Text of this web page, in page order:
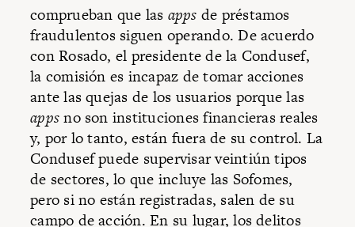
comprueban que las apps de préstamos
fraudulentos siguen operando. De acuerdo
con Rosado, el presidente de la Condusef,
la comisión es incapaz de tomar acciones
ante las quejas de los usuarios porque las
appsno son instituciones financieras reales
y, por lo tanto, están fuera de su control. La
Condusef puede supervisar veintiún tipos
de sectores, lo que incluye las Sofomes,
pero si no están registradas, salen de su
campo de acción. En su lugar, los delitos